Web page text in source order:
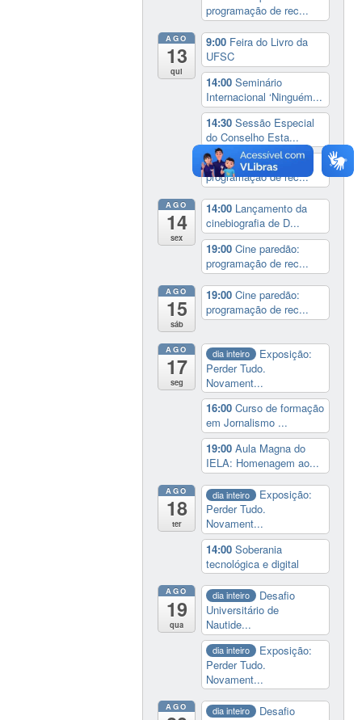
programação de rec...
AGO
13
qui
9:00 Feira do Livro da
UFSC
14:00Seminário
Internacional ‘Ninguém...
14:30Sessão Especial
do Conselho Esta...
19:00 Cine paredão:
programação de rec...
AGO
14
sex
14:00 Lançamento da
cinebiografia de D...
19:00Cine paredão:
programação de rec...
AGO
15
sáb
19:00Cine paredão:
programação de rec...
AGO
17
seg
dia inteiro
Exposição:
Perder Tudo.
Novament...
16:00Curso de formação
em Jornalismo ...
19:00Aula Magna do
IELA: Homenagem ao...
AGO
18
ter
dia inteiro
Exposição:
Perder Tudo.
Novament...
14:00Soberania
tecnológica e digital
AGO
19
qua
dia inteiro
Desafio
Universitário de
Nautide...
dia inteiro
Exposição:
Perder Tudo.
Novament...
AGO dia inteiro
Desafio